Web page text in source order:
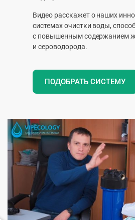
Видео расскажет о наших
системах очистки воды,
с повышенным содержанием
и сероводорода.
ПОДОБРАТЬ СИСТЕМУ